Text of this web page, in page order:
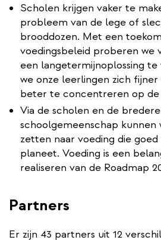
Scholen krijgen vaker te
probleem van de lege of
brooddozen. Met een
voedingsbeleid proberen we
een langetermijnoplossing te
we onze leerlingen zich
beter te concentreren op
Via de scholen en de bredere
schoolgemeenschap kunnen
zetten naar voeding die goed
planeet. Voeding is een
realiseren van de Roadmap
Partners
Er zijn 43 partners uit 12